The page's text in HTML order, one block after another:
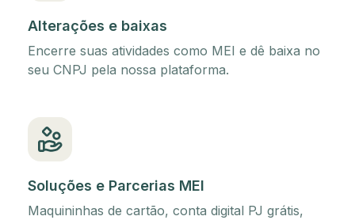
Alterações e baixas
Encerre suas atividades como MEI e dê baixa no
seu CNPJ pela nossa plataforma.
Soluções e Parcerias MEI
Maquininhas de cartão, conta digital PJ grátis,